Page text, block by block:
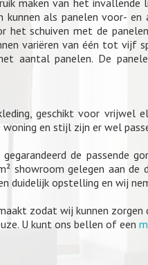
maken van het
kunnen als panelen voor-
het schuiven met de
variëren van één tot vijf
aantal panelen. De
geschikt voor vrijwel
en stijl zijn er wel
de passende
showroom gelegen aan de
duidelijk opstelling en wij
zodat wij kunnen
U kunt ons bellen of een